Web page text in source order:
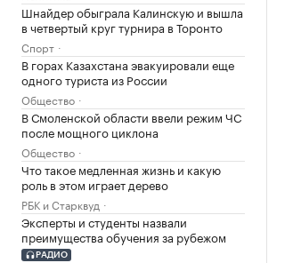
Шнайдер обыграла Калинскую и вышла
в четвертый круг турнира в Торонто
Спорт
В горах Казахстана эвакуировали еще
одного туриста из России
Общество
В Смоленской области ввели режим ЧС
после мощного циклона
Общество
Что такое медленная жизнь и какую
роль в этом играет дерево
РБК и Старквуд
Эксперты и студенты назвали
преимущества обучения за рубежом
РАДИО